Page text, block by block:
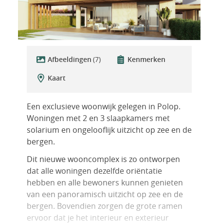
Afbeeldingen (7)
Kenmerken
Kaart
Een exclusieve woonwijk gelegen in Polop.
Woningen met 2 en 3 slaapkamers met
solarium en ongelooflijk uitzicht op zee en de
bergen.
Dit nieuwe wooncomplex is zo ontworpen
dat alle woningen dezelfde oriëntatie
hebben en alle bewoners kunnen genieten
van een panoramisch uitzicht op zee en de
bergen. Bovendien zorgen de grote ramen
ervoor dat je het interieur en exterieur